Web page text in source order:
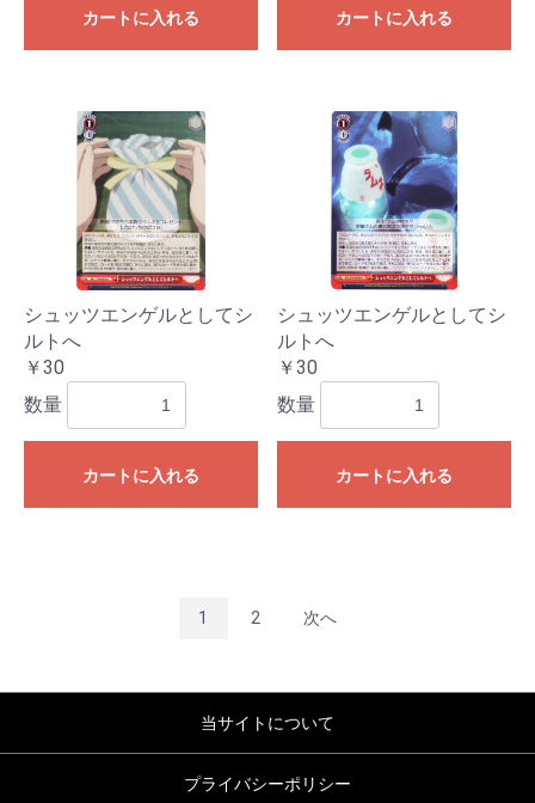
カートに入れる カートに入れる
シュッツエンゲルとしてシ
ルトへ
￥30
数量
カートに入れる
シュッツエンゲルとしてシ
ルトへ
￥30
数量
カートに入れる
1 2 次へ
当サイトについて
プライバシーポリシー